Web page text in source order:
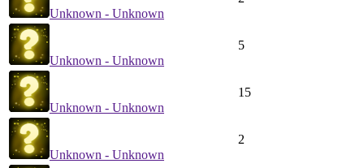
Unknown - Unknown
Unknown - Unknown
5
Unknown - Unknown
15
Unknown - Unknown
2